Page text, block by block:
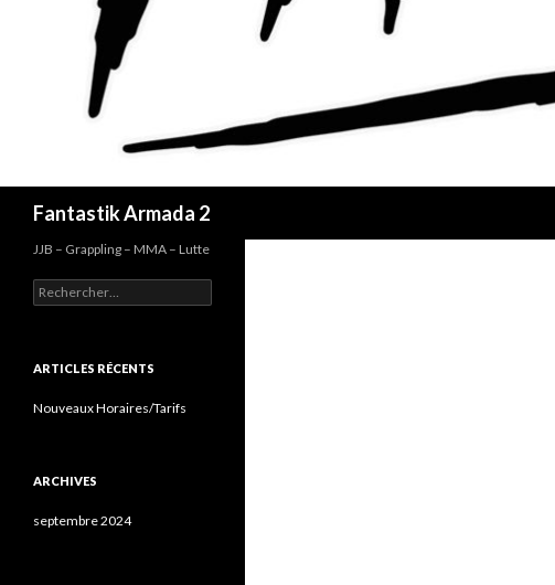
Fantastik Armada 2
JJB – Grappling – MMA – Lutte
Rechercher :
ARTICLES RÉCENTS
Nouveaux Horaires/Tarifs
ARCHIVES
septembre 2024